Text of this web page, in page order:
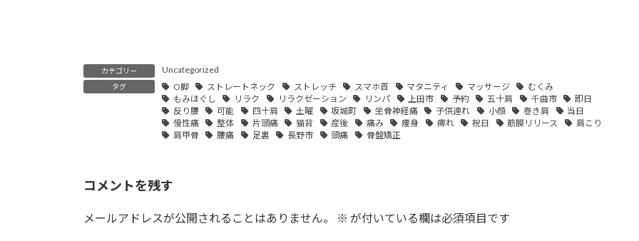
カテゴリー Uncategorized
タグ O脚 ストレートネック ストレッチ スマホ首 マタニティ マッサージ
むくみ
もみほぐし
リラク リラクゼーション リンパ 上田市 予約 五十肩 千曲市
即日
反り腰
可能 四十肩 土曜 坂城町 坐骨神経痛 子供連れ 小顔 巻き肩
当日
慢性痛
整体 片頭痛 猫背 産後 痛み 痩身 痺れ 祝日 筋膜リリース
肩こり
肩甲骨
腰痛 足裏 長野市 頭痛 骨盤矯正
コメントを残す
メールアドレスが公開されることはありません。 ※ が付いている欄は必須項目です